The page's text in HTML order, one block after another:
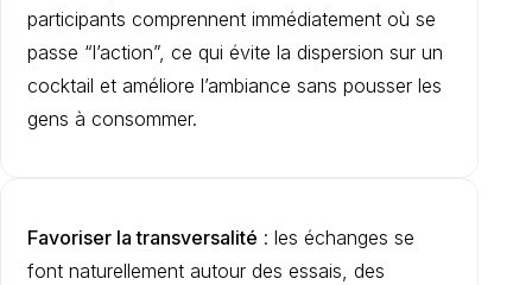
participants comprennent immédiatement où se
passe “l’action”, ce qui évite la dispersion sur un
cocktail et améliore l’ambiance sans pousser les
gens à consommer.
Favoriser la transversalité : les échanges se
font naturellement autour des essais, des